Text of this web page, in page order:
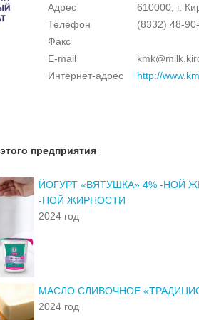
Адрес
610000, г.
Телефон
(8332) 48-
Факс
E-mail
Интернет-адрес
http://
предприятия
ЙОГУРТ «ВЯТУШКА» 4% -НОЙ
-НОЙ ЖИРНОСТИ
2024 год
МАСЛО СЛИВОЧНОЕ
2024 год